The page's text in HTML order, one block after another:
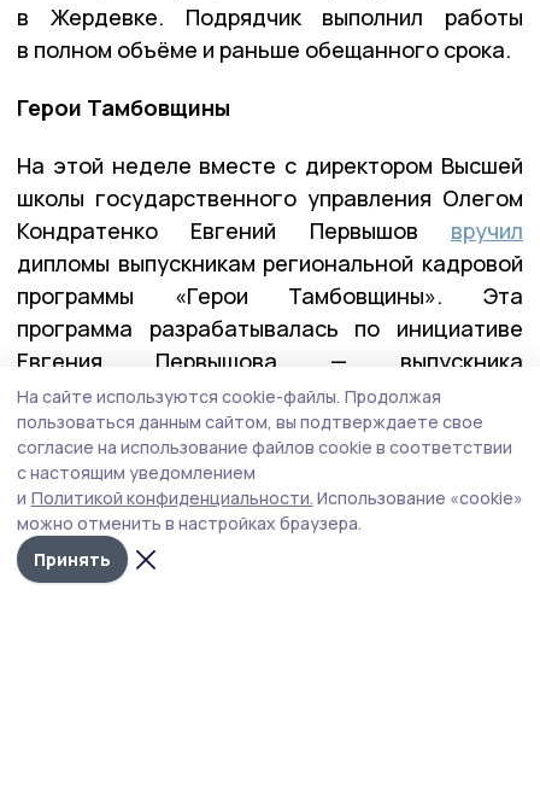
в Жердевке. Подрядчик выполнил работы
в полном объёме и раньше обещанного срока.
Герои Тамбовщины
На этой неделе вместе с директором Высшей
школы государственного управления Олегом
Кондратенко Евгений Первышов вручил
дипломы выпускникам региональной кадровой
программы «Герои Тамбовщины». Эта
программа разрабатывалась по инициативе
Евгения Первышова — выпускника
федеральной программы «Время героев», и
реализовывалась вместе с его коллегами по
программе — Алексеем Кондратьевым и
Константином Кутейниковым. Заявку в
программу подали почти 400 участников и
ветеранов СВО. После всех вступительных
испытаний участниками первого потока стали
На сайте используются cookie-файлы. Продолжая
пользоваться данным сайтом, вы подтверждаете свое
согласие на использование файлов cookie в соответствии
с настоящим уведомлением
и Политикой конфиденциальности. Использование «cookie»
можно отменить в настройках браузера.
Принять